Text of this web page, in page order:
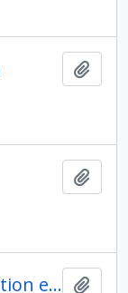
Brigitte Lequeux. Documentation en archéologie